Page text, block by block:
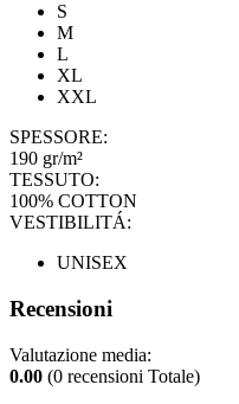
S
M
L
XL
XXL
SPESSORE:
190 gr/m²
TESSUTO:
100% COTTON
VESTIBILITÁ:
UNISEX
Recensioni
Valutazione media:
0.00 (0 recensioni Totale)